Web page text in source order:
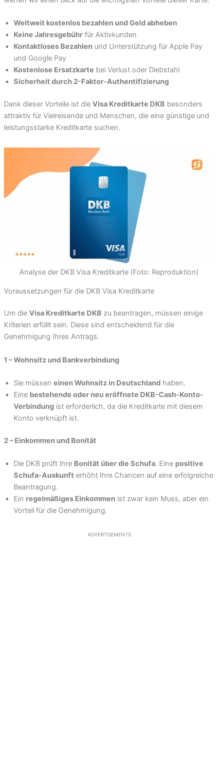
Weltweit kostenlos bezahlen und Geld abheben
Keine Jahresgebührfür Aktivkunden
Kontaktloses Bezahlenund Unterstützung für Apple Pay
und Google Pay
Kostenlose Ersatzkarte bei Verlust oder Diebstahl
Sicherheit durch 2-Faktor-Authentifizierung
Dank dieser Vorteile ist die Visa Kreditkarte DKB besonders
attraktiv für Vielreisende und Menschen, die eine günstige und
leistungsstarke Kreditkarte suchen.
Analyse der DKB Visa Kreditkarte (Foto: Reproduktion)
Voraussetzungen für die DKB Visa Kreditkarte
Um die Visa Kreditkarte DKB zu beantragen, müssen einige
Kriterien erfüllt sein. Diese sind entscheidend für die
Genehmigung Ihres Antrags.
1 – Wohnsitz und Bankverbindung
Sie müssen einen Wohnsitz in Deutschlandhaben.
Eine bestehende oder neu eröffnete DKB-Cash-Konto-
Verbindungist erforderlich, da die Kreditkarte mit diesem
Konto verknüpft ist.
2 – Einkommen und Bonität
Die DKB prüft Ihre Bonität über die Schufa. Eine positive
Schufa-Auskunft erhöht Ihre Chancen auf eine erfolgreiche
Beantragung.
Ein regelmäßiges Einkommenist zwar kein Muss, aber ein
Vorteil für die Genehmigung.
ADVERTISEMENTS